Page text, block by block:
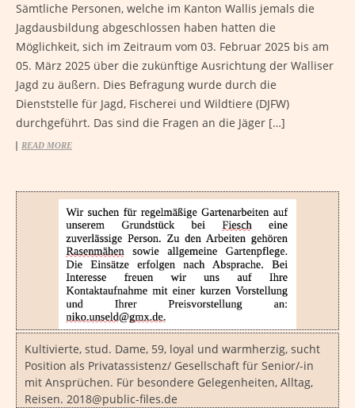
Sämtliche Personen, welche im Kanton Wallis jemals die
Jagdausbildung abgeschlossen haben hatten die
Möglichkeit, sich im Zeitraum vom 03. Februar 2025 bis am
05. März 2025 über die zukünftige Ausrichtung der Walliser
Jagd zu äußern. Dies Befragung wurde durch die
Dienststelle für Jagd, Fischerei und Wildtiere (DJFW)
durchgeführt. Das sind die Fragen an die Jäger […]
READ MORE
Kultivierte, stud. Dame, 59, loyal und warmherzig, sucht
Position als Privatassistenz/ Gesellschaft für Senior/-in
mit Ansprüchen. Für besondere Gelegenheiten, Alltag,
Reisen. 2018@public-files.de